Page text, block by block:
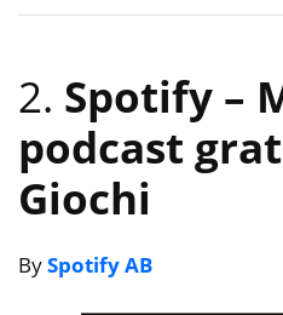
2. Spotify –
podcast
Giochi
BySpotify AB